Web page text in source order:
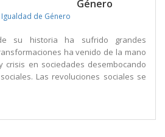
Género
Igualdad de Género
su historia ha sufrido grandes
ha venido de la mano
crisis en sociedades desembocando
Las revoluciones sociales se